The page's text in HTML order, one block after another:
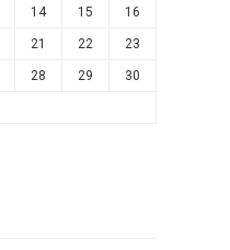
14 15 16
21 22 23
28 29 30